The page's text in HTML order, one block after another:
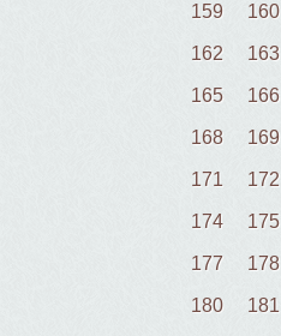
159 160
162 163
165 166
168 169
171 172
174 175
177 178
180 181